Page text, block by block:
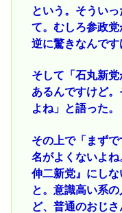
という。そうい
て。むしろ参政
逆に驚きなんです
そして「石丸新
あるんですけど
よね」と語った。
その上で「まず
名がよくないよ
伸二新党』にし
と。意識高い系
ど、普通のおじさ